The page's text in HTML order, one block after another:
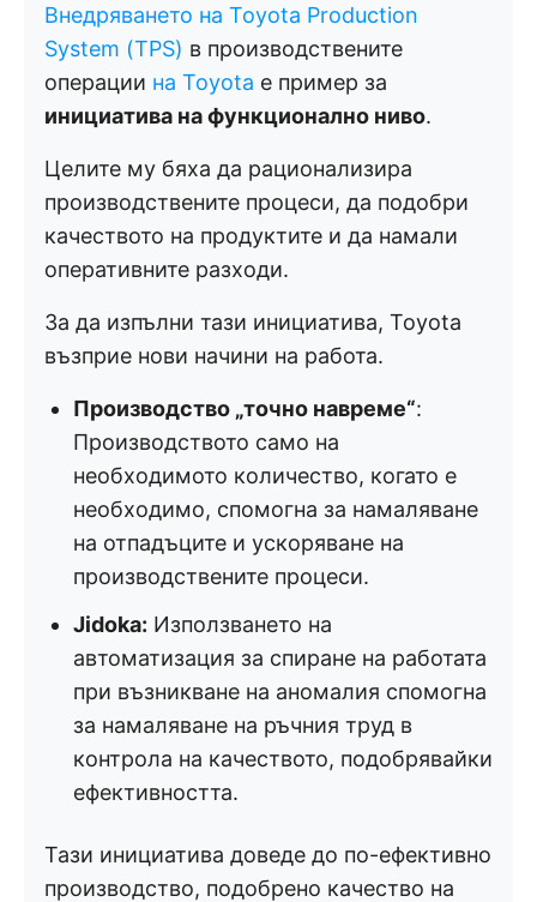
Внедряването на Toyota Production
System (TPS) в производствените
операции на Toyota е пример за
инициатива на функционално ниво.
Целите му бяха да рационализира
производствените процеси, да подобри
качеството на продуктите и да намали
оперативните разходи.
За да изпълни тази инициатива, Toyota
възприе нови начини на работа.
Производство „точно навреме“:
Производството само на
необходимото количество, когато е
необходимо, спомогна за намаляване
на отпадъците и ускоряване на
производствените процеси.
Jidoka: Използването на
автоматизация за спиране на работата
при възникване на аномалия спомогна
за намаляване на ръчния труд в
контрола на качеството, подобрявайки
ефективността.
Тази инициатива доведе до по-ефективно
производство, подобрено качество на